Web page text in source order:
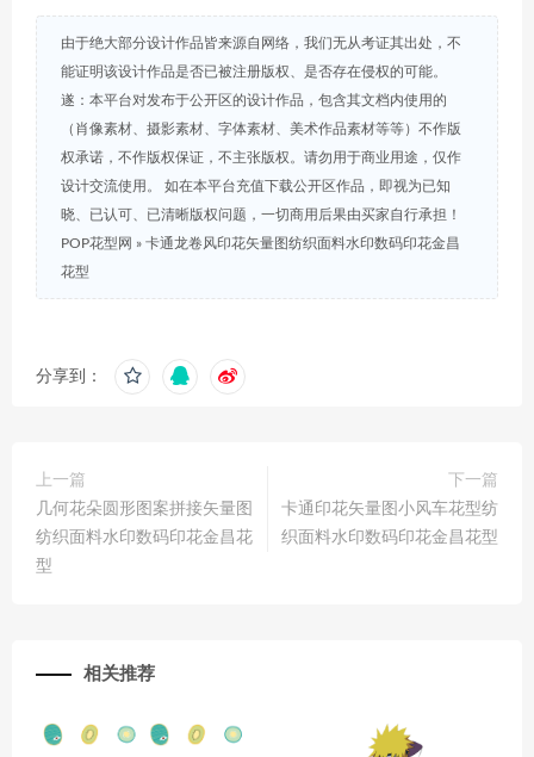
由于绝大部分设计作品皆来源自网络，我们无从考证其出处，不
能证明该设计作品是否已被注册版权、是否存在侵权的可能。
遂：本平台对发布于公开区的设计作品，包含其文档内使用的
（肖像素材、摄影素材、字体素材、美术作品素材等等）不作版
权承诺，不作版权保证，不主张版权。请勿用于商业用途，仅作
设计交流使用。 如在本平台充值下载公开区作品，即视为已知
晓、已认可、已清晰版权问题，一切商用后果由买家自行承担！
POP花型网 » 卡通龙卷风印花矢量图纺织面料水印数码印花金昌
花型
分享到：
上一篇
几何花朵圆形图案拼接矢量图
纺织面料水印数码印花金昌花
型
下一篇
卡通印花矢量图小风车花型纺
织面料水印数码印花金昌花型
相关推荐